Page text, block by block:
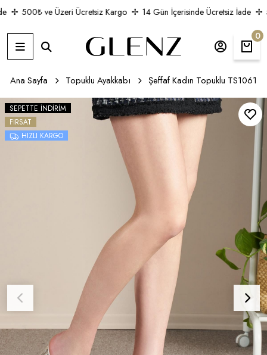
500₺ ve Üzeri Ücretsiz Kargo 14 Gün İçerisinde Ücretsiz İade
0
Ana Sayfa Topuklu Ayakkabı Şeffaf Kadın Topuklu TS1061
SEPETTE İNDIRIM
FIRSAT
HIZLI KARGO